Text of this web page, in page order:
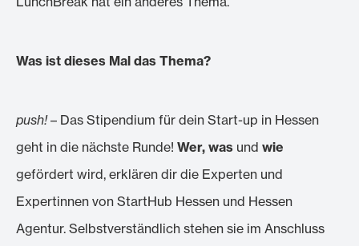
Was ist dieses Mal das Thema?
push!– Das Stipendium für dein Start-up in Hessen
geht in die nächste Runde! Wer, was und wie
gefördert wird, erklären dir die Experten und
Expertinnen von StartHub Hessen und Hessen
Agentur. Selbstverständlich stehen sie im Anschluss